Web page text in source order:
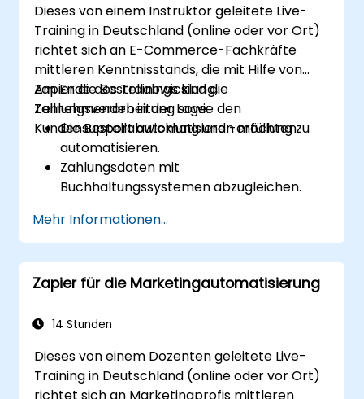
Dieses von einem Instruktor geleitete Live-
Training in Deutschland (online oder vor Ort)
richtet sich an E-Commerce-Fachkräfte
mittleren Kenntnisstands, die mit Hilfe von
Zapier die Bestellabwicklung,
Zahlungsverarbeitung sowie den
Kundensupport automatisieren möchten.
Am Ende des Trainings sind die
Teilnehmenden in der Lage:
Die Bestellabwicklung und -erfüllung zu
automatisieren.
Zahlungsdaten mit
Buchhaltungssystemen abzugleichen.
Automatisierung zu verbessern.
Marketing- und Vertriebsprozesse
effizienter zu gestalten.
Mehr Informationen...
Zapier für die Marketingautomatisierung
14 Stunden
Dieses von einem Dozenten geleitete Live-
Training in Deutschland (online oder vor Ort)
richtet sich an Marketingprofis mittleren